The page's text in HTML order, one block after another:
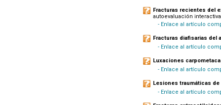
Fracturas recientes del
autoevaluación
- Enlace al artículo
Fracturas diafisarias del
- Enlace al artículo
Luxaciones
- Enlace al artículo
Lesiones traumáticas
- Enlace al artículo